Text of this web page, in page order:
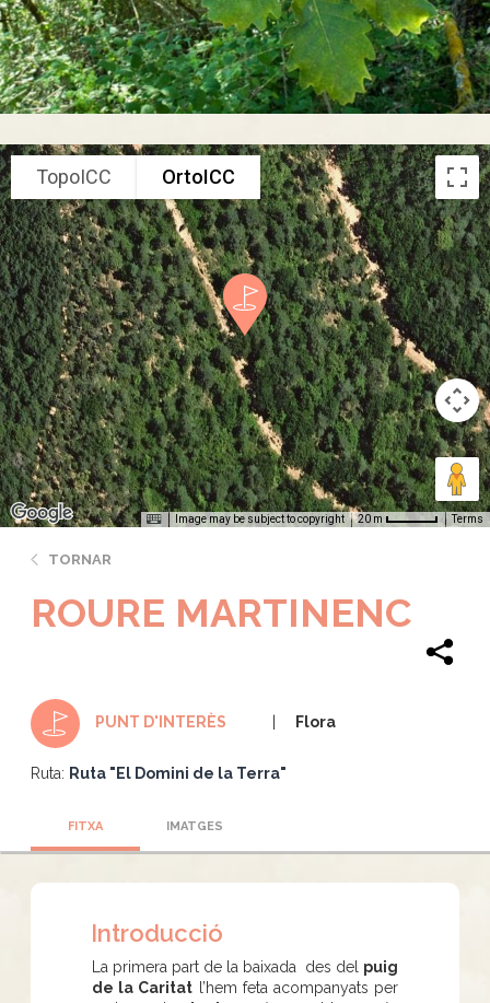
TopoICC OrtoICC
Image may be subject to copyright 20 m Terms
TORNAR
ROURE MARTINENC
PUNT D'INTERÈS Flora
Ruta: Ruta "El Domini de la Terra"
FITXA IMATGES
Introducció
La primera part de la baixada des del puig
de la Caritat l’hem feta acompanyats per